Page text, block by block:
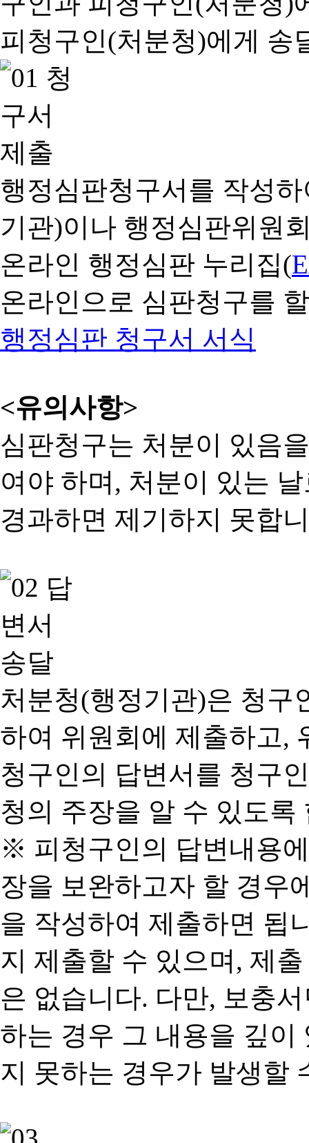
행정심판청구서를 작성
기관)이나 행정심판위원
온라인 행정심판 누리집(
온라인으로 심판청구를
행정심판 청구서 서식
<유의사항>
심판청구는 처분이 있음
여야 하며, 처분이 있는
경과하면 제기하지 못합
처분청(행정기관)은 청구
하여 위원회에 제출하고,
청구인의 답변서를 청구
청의 주장을 알 수 있도록
※ 피청구인의 답변내용
장을 보완하고자 할 경우
을 작성하여 제출하면 됩
지 제출할 수 있으며, 제
은 없습니다. 다만, 보충
하는 경우 그 내용을 깊이
지 못하는 경우가 발생할